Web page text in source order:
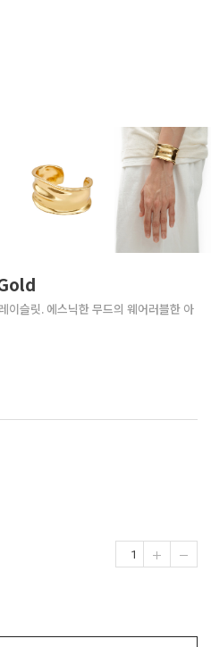
이슬릿. 에스닉한 무드의 웨어러블한 아